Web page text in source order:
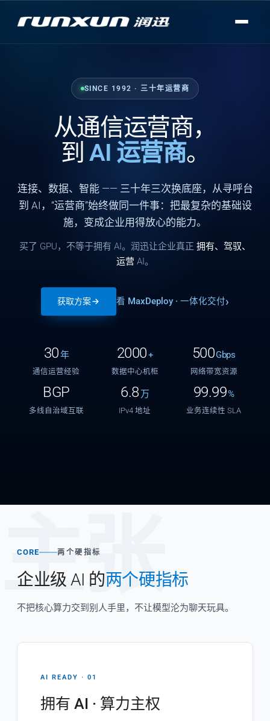
SINCE 1992 · 三十年运营商
从通信运营商，
到 AI 运营商。
连接、 数据、 智能—— 三十年三次换底座，从寻呼台
到 AI，“运营商”始终做同一件事：把最复杂的基础设
施，变成企业用得放心的能力。
买了 GPU，不等于拥有 AI。润迅让企业真正 拥有、驾驭、
运营 AI。
获取方案 看 MaxDeploy · 一体化交付
30年
通信运营经验
2000+
数据中心机柜
500Gbps
网络带宽资源
BGP
多线自治域互联
6.8 万
IPv4 地址
99.99%
业务连续性 SLA
主张
CORE 两个硬指标
企业级 AI 的两个硬指标
不把核心算力交到别人手里，不让模型沦为聊天玩具。
AI READY · 01
拥有 AI · 算力主权